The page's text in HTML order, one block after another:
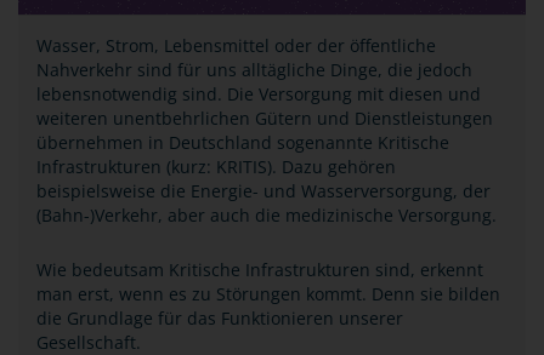
Wasser, Strom, Lebensmittel oder der öffentliche
Nahverkehr sind für uns alltägliche Dinge, die jedoch
lebensnotwendig sind. Die Versorgung mit diesen und
weiteren unentbehrlichen Gütern und Dienstleistungen
übernehmen in Deutschland sogenannte Kritische
Infrastrukturen (kurz: KRITIS). Dazu gehören
beispielsweise die Energie- und Wasserversorgung, der
(Bahn-)Verkehr, aber auch die medizinische Versorgung.
Wie bedeutsam Kritische Infrastrukturen sind, erkennt
man erst, wenn es zu Störungen kommt. Denn sie bilden
die Grundlage für das Funktionieren unserer
Gesellschaft.